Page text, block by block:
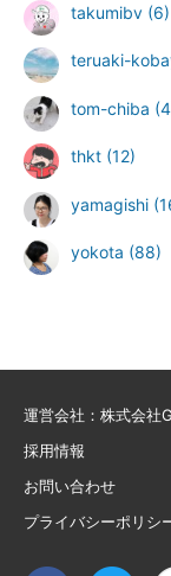
takumibv (6)
teruaki-
tom-chiba
thkt (12)
yamagishi
yokota (88)
運営会社：株式会社
採用情報
お問い合わせ
プライバシーポリシ